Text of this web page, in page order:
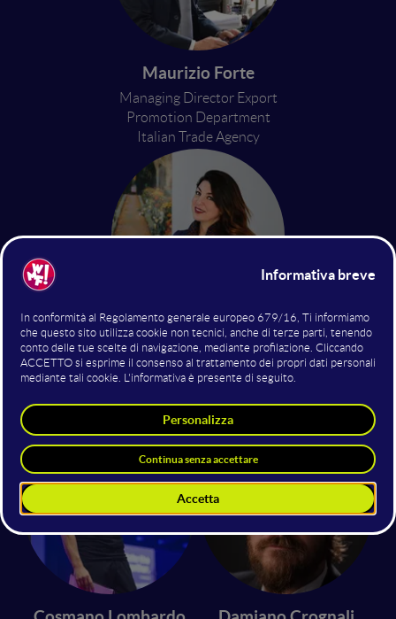
Maurizio Forte
Managing Director Export
Promotion Department
Italian Trade Agency
Mariangela Siciliano
Head of Education, Business
SACE